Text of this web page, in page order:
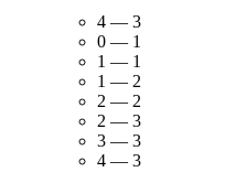
4 — 3
0 — 1
1 — 1
1 — 2
2 — 2
2 — 3
3 — 3
4 — 3